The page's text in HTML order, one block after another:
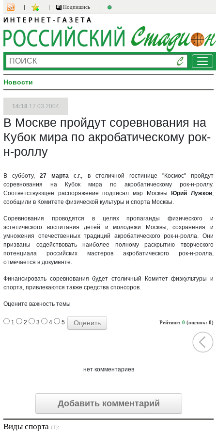
Подпишись
Новости
14:18 17.03.2004
В Москве пройдут соревнования на
Кубок мира по акробатическому рок-
н-роллу
В субботу,27 марта с.г., в столичной гостинице "Космос" пройдут
соревнования на Кубок мира по акробатическому рок-н-роллу.
Соответствующее распоряжение подписал мэр Москвы
Юрий Лужков,
сообщили в Комитете физической культуры и спорта Москвы.
Соревнования проводятся в целях пропаганды физического и
эстетического воспитания детей и молодежи Москвы, сохранения и
умножения отечественных традиций акробатического рок-н-ролла. Они
призваны содействовать наиболее полному раскрытию творческого
потенциала российских мастеров акробатического рок-н-ролла,
отмечается в документе.
Финансировать соревнования будет столичный Комитет физкультуры и
спорта, привлекаются также средства спонсоров.
Оцените важность темы
Рейтинг: 0 (оценок: 0)
1 2 3 4 5
нет комментариев
Добавить комментарий
Виды спорта (1):